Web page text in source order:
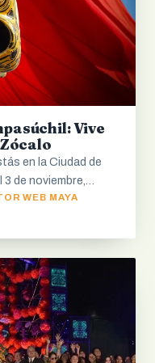
Vive
en la Ciudad de
3 de noviembre,…
WEB MAYA